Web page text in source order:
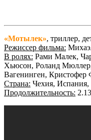
«Мотылек», триллер,
Режиссер фильма:
В ролях: Рами Малек,
Хьюсон, Роланд
Вагенинген, Кристофер
Страна: Чехия,
Продолжительность: